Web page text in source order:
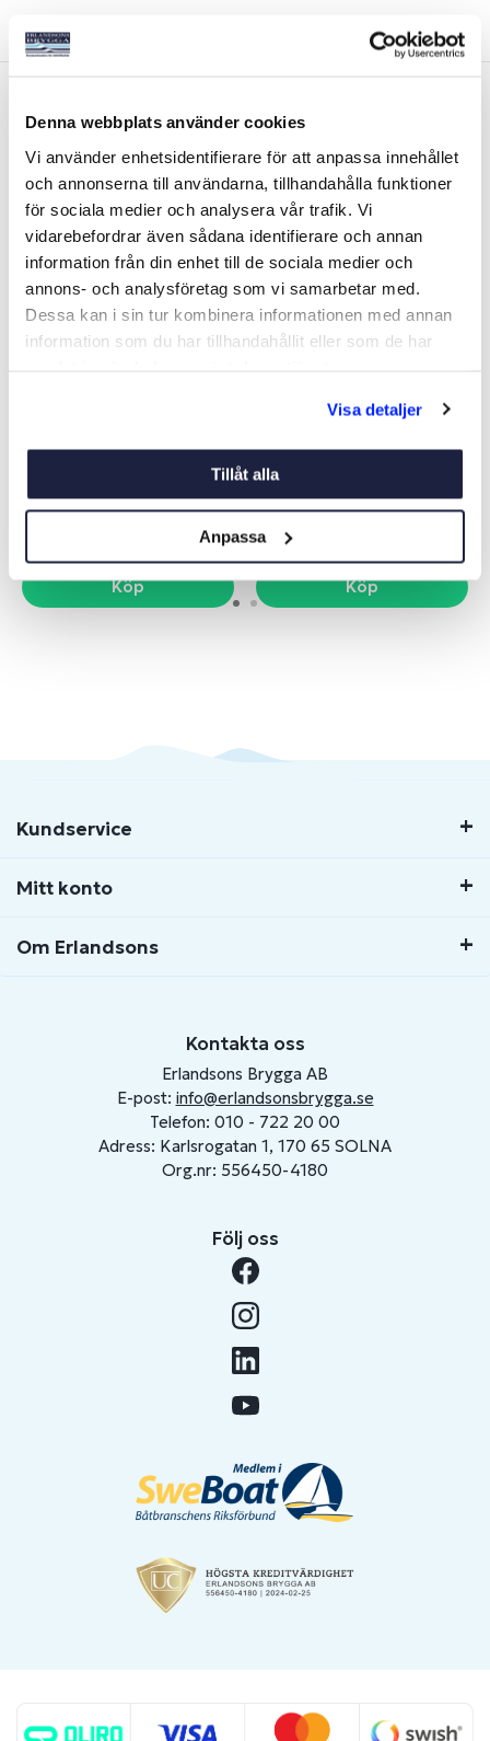
Denna webbplats använder cookies
Vi använder enhetsidentifierare för att anpassa innehållet
och annonserna till användarna, tillhandahålla funktioner
för sociala medier och analysera vår trafik. Vi
vidarebefordrar även sådana identifierare och annan
information från din enhet till de sociala medier och
annons- och analysföretag som vi samarbetar med.
Dessa kan i sin tur kombinera informationen med annan
information som du har tillhandahållit eller som de har
Visa detaljer
Tillåt alla
Anpassa
Fråga om produkt
Liknande produkter
Art nr: 02446
Köp
LINHJULSKIT ENGBO MAXI
Art nr: 12882
Köp
Kundservice
Mitt konto
Om Erlandsons
Kontakta oss
Erlandsons Brygga AB
E-post: info@erlandsonsbrygga.se
Telefon: 010 - 722 20 00
Adress: Karlsrogatan 1, 170 65 SOLNA
Org.nr: 556450-4180
Följ oss